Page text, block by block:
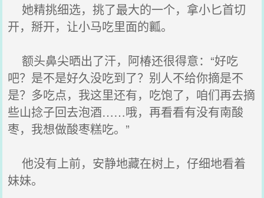
她精挑细选，挑了最大的一个，拿小匕首切
开，掰开，让小马吃里面的瓤。
额头鼻尖晒出了汗，阿椿还很得意：“好吃
吧？是不是好久没吃到了？别人不给你摘是不
是？多吃点，我这里还有，吃饱了，咱们再去摘
些山捻子回去泡酒……哦，再看看有没有南酸
枣，我想做酸枣糕吃。”
他没有上前，安静地藏在树上，仔细地看着
妹妹。